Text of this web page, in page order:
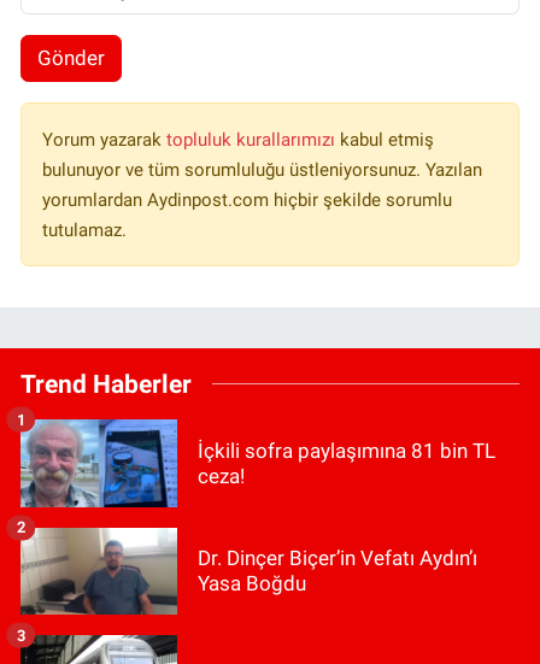
Gönder
Yorum yazarak topluluk kurallarımızı kabul etmiş
bulunuyor ve tüm sorumluluğu üstleniyorsunuz. Yazılan
yorumlardan Aydinpost.com hiçbir şekilde sorumlu
tutulamaz.
Trend Haberler
İçkili sofra paylaşımına 81 bin TL
ceza!
1
Dr. Dinçer Biçer’in Vefatı Aydın’ı
Yasa Boğdu
2
3